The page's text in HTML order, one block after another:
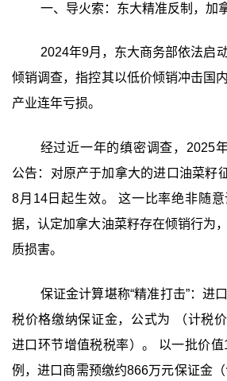
一、导火索：东大精准反制，加
2024年9月，东大商务部依法启
倾销调查，指控其以低价倾销冲击国
产业连年亏损。
经过近一年的缜密调查，2025
公告：对原产于加拿大的进口油菜籽
8月14日起生效。 这一比率绝非随
据，认定加拿大油菜籽存在倾销行为
质损害。
保证金计算堪称“精准打击”：进
税价格缴纳保证金，公式为 （计税
进口环节增值税税率）。 以一批价
例，进口商需预缴约866万元保证金